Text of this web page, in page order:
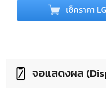
เช็คราคา
จอแสดงผล